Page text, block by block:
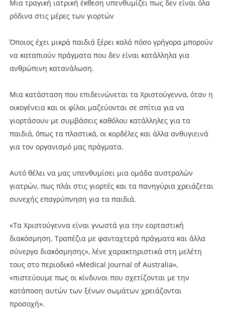
Μια τραγική ιατρική έκθεση υπενθυμίζει πως δεν είναι όλα
ρόδινα στις μέρες των γιορτών
Όποιος έχει μικρά παιδιά ξέρει καλά πόσο γρήγορα μπορούν
να καταπιούν πράγματα που δεν είναι κατάλληλα για
ανθρώπινη κατανάλωση.
Μια κατάσταση που επιδεινώνεται τα Χριστούγεννα, όταν η
οικογένεια και οι φίλοι μαζεύονται σε σπίτια για να
γιορτάσουν με συμβάσεις καθόλου κατάλληλες για τα
παιδιά, όπως τα πλαστικά, οι κορδέλες και άλλα ανθυγιεινά
για τον οργανισμό μας πράγματα.
Αυτό θέλει να μας υπενθυμίσει μια ομάδα αυστραλών
γιατρών, πως πλάι στις γιορτές και τα πανηγύρια χρειάζεται
συνεχής επαγρύπνηση για τα παιδιά.
«Τα Χριστούγεννα είναι γνωστά για την εορταστική
διακόσμηση. Τραπέζια με φανταχτερά πράγματα και άλλα
σύνεργα διακόσμησης», λένε χαρακτηριστικά στη μελέτη
τους στο περιοδικό «Medical Journal of Australia»,
«πιστεύουμε πως οι κίνδυνοι που σχετίζονται με την
κατάποση αυτών των ξένων σωμάτων χρειάζονται
προσοχή».